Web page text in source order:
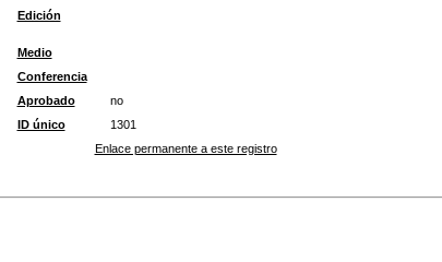
Edición
Medio
Conferencia
Aprobado
no
ID único
1301
Enlace permanente a este registro